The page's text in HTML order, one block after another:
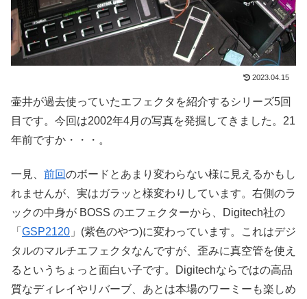
2023.04.15
壷井が過去使っていたエフェクタを紹介するシリーズ5回
目です。今回は2002年4月の写真を発掘してきました。21
年前ですか・・・。
一見、 前回のボードとあまり変わらない様に見えるかもし
れませんが、実はガラッと様変わりしています。右側のラ
ックの中身が BOSS のエフェクターから、Digitech社の
「 GSP2120 」(紫色のやつ)に変わっています。これはデジ
タルのマルチエフェクタなんですが、歪みに真空管を使え
るというちょっと面白い子です。Digitechならではの高品
質なディレイやリバーブ、あとは本場のワーミーも楽しめ